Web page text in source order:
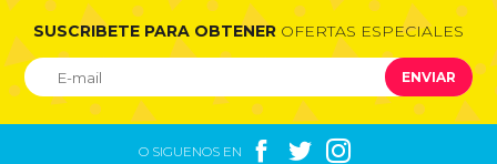
SUSCRIBETE PARA OBTENER OFERTAS ESPECIALES
ENVIAR
O SIGUENOS EN   